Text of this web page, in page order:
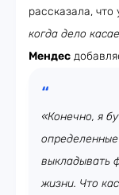
рассказала, что
когда дело
Мендес
«Конечно, я
выкладывать
жизни. Что